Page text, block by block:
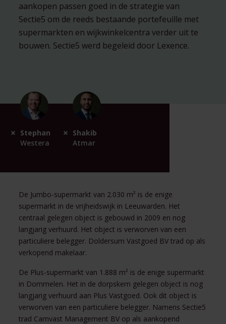
aankopen passen goed in de strategie van
Sectie5 om de reeds bestaande portefeuille met
supermarkten en wijkwinkelcentra verder uit te
bouwen. Sectie5 werd begeleid door Lexence.
Stephan
Westera
Shakib
Atmar
De Jumbo-supermarkt van 2.030 m² is de enige
supermarkt in de vrijheidswijk in Leeuwarden. Het
centraal gelegen object is gebouwd in 2009 en nog
langjarig verhuurd. Het object is verworven van een
particuliere belegger. Doldersum Vastgoed BV trad op als
verkopend makelaar.
De Plus-supermarkt van 1.888 m² is de enige supermarkt
in Dommelen. Het in de dorpskern gelegen object is nog
langjarig verhuurd aan Plus Vastgoed. Ook dit object is
verworven van een particuliere belegger. Namens Sectie5
trad Camvast Management BV op als aankopend